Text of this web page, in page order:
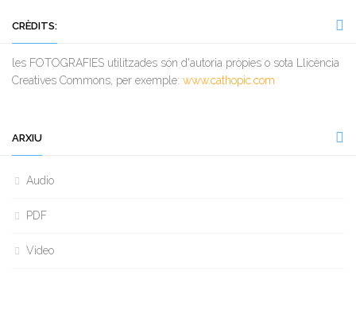
CRÈDITS:
les FOTOGRAFIES utilitzades són d'autoria pròpies o sota Llicència
Creatives Commons, per exemple: www.cathopic.com
ARXIU
Audio
PDF
Video